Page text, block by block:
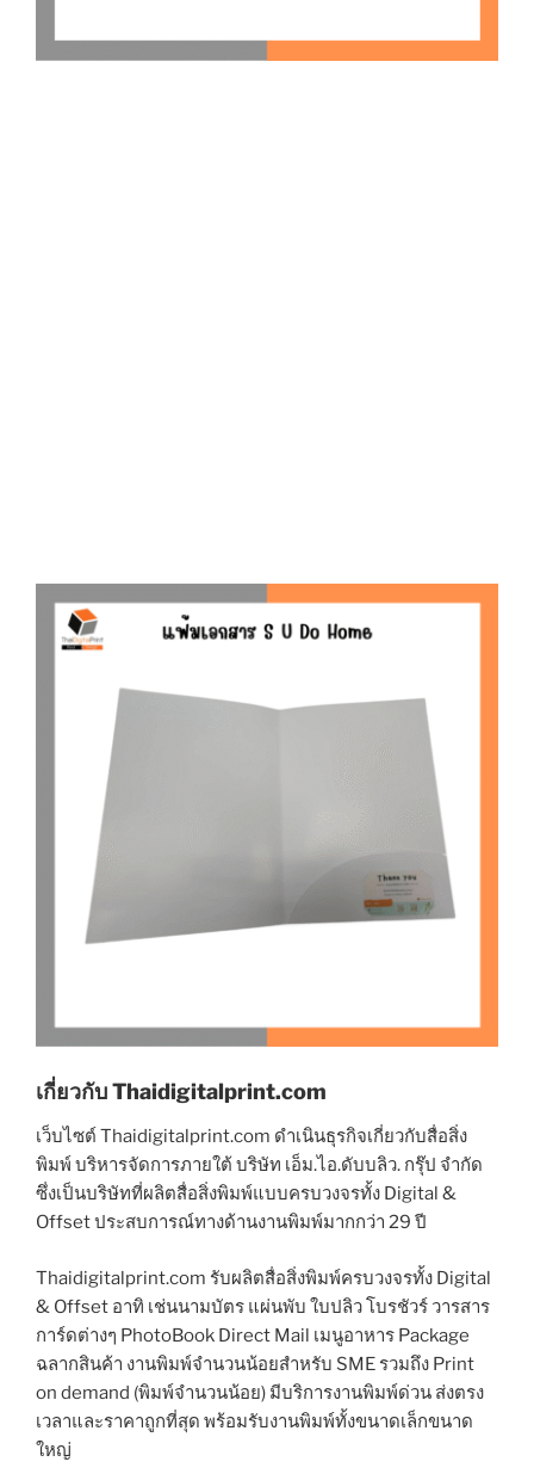
เกี่ยวกับ Thaidigitalprint.com
เว็บไซต์ Thaidigitalprint.com ดำเนินธุรกิจเกี่ยวกับสื่อสิ่ง
พิมพ์ บริหารจัดการภายใต้ บริษัท เอ็ม.ไอ.ดับบลิว. กรุ๊ป จำกัด
ซึ่งเป็นบริษัทที่ผลิตสื่อสิ่งพิมพ์แบบครบวงจรทั้ง Digital &
Offset ประสบการณ์ทางด้านงานพิมพ์มากกว่า 29 ปี
Thaidigitalprint.com รับผลิตสื่อสิ่งพิมพ์ครบวงจรทั้ง Digital
& Offset อาทิ เช่นนามบัตร แผ่นพับ ใบปลิว โบรชัวร์ วารสาร
การ์ดต่างๆ PhotoBook Direct Mail เมนูอาหาร Package
ฉลากสินค้า งานพิมพ์จำนวนน้อยสำหรับ SME รวมถึง Print
on demand (พิมพ์จำนวนน้อย) มีบริการงานพิมพ์ด่วน ส่งตรง
เวลาและราคาถูกที่สุด พร้อมรับงานพิมพ์ทั้งขนาดเล็กขนาด
ใหญ่